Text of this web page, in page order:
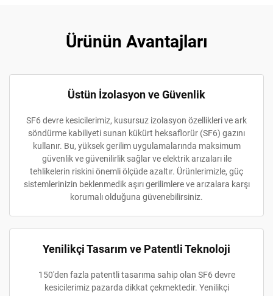
Ürünün Avantajları
Üstün İzolasyon ve Güvenlik
SF6 devre kesicilerimiz, kusursuz izolasyon özellikleri ve ark
söndürme kabiliyeti sunan kükürt heksaflorür (SF6) gazını
kullanır. Bu, yüksek gerilim uygulamalarında maksimum
güvenlik ve güvenilirlik sağlar ve elektrik arızaları ile
tehlikelerin riskini önemli ölçüde azaltır. Ürünlerimizle, güç
sistemlerinizin beklenmedik aşırı gerilimlere ve arızalara karşı
korumalı olduğuna güvenebilirsiniz.
Yenilikçi Tasarım ve Patentli Teknoloji
150'den fazla patentli tasarıma sahip olan SF6 devre
kesicilerimiz pazarda dikkat çekmektedir. Yenilikçi